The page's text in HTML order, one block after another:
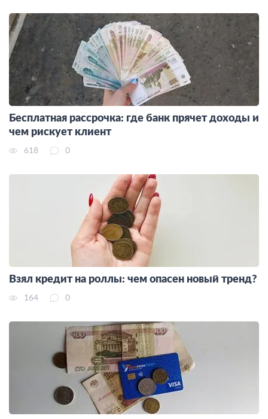
Бесплатная рассрочка: где банк прячет доходы и
чем рискует клиент
618 0
Взял кредит на роллы: чем опасен новый тренд?
164 0